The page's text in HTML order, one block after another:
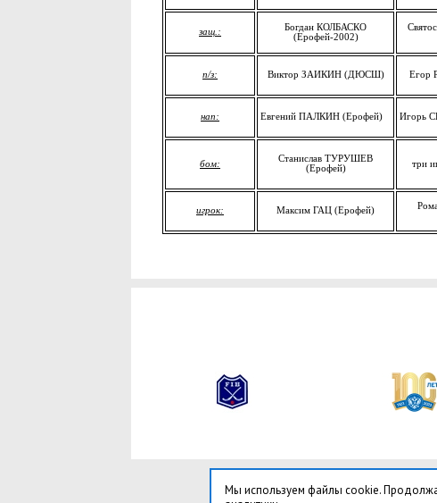
защ.:
Богдан КОЛБАСКО
(Ерофей-2002)
п/з: Виктор ЗАИКИН (ДЮСШ) Егор
нап: Евгений ПАЛКИН (Ерофей) Игорь
бом:
Станислав ТУРУШЕВ
(Ерофей)
три
игрок: Максим ГАЦ (Ерофей)
Мы используем файлы cookie.